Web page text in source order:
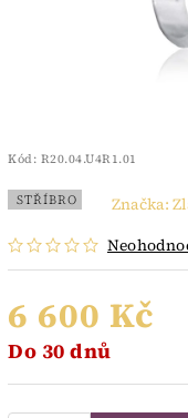
Kód: R20.04.U4R1.01
STŘÍBRO Značka:
6 600 Kč
Do 30 dnů